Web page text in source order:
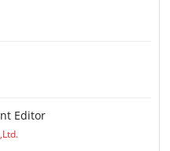
Editor